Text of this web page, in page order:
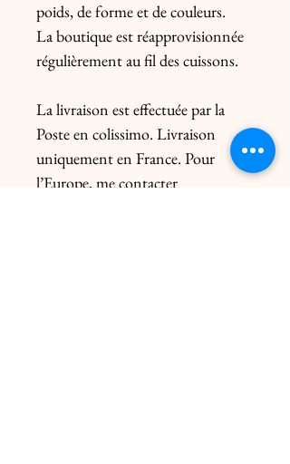
poids, de forme et de couleurs.
La boutique est réapprovisionnée
régulièrement au fil des cuissons.
La livraison est effectuée par la
Poste en colissimo. Livraison
uniquement en France. Pour
l’Europe, me contacter